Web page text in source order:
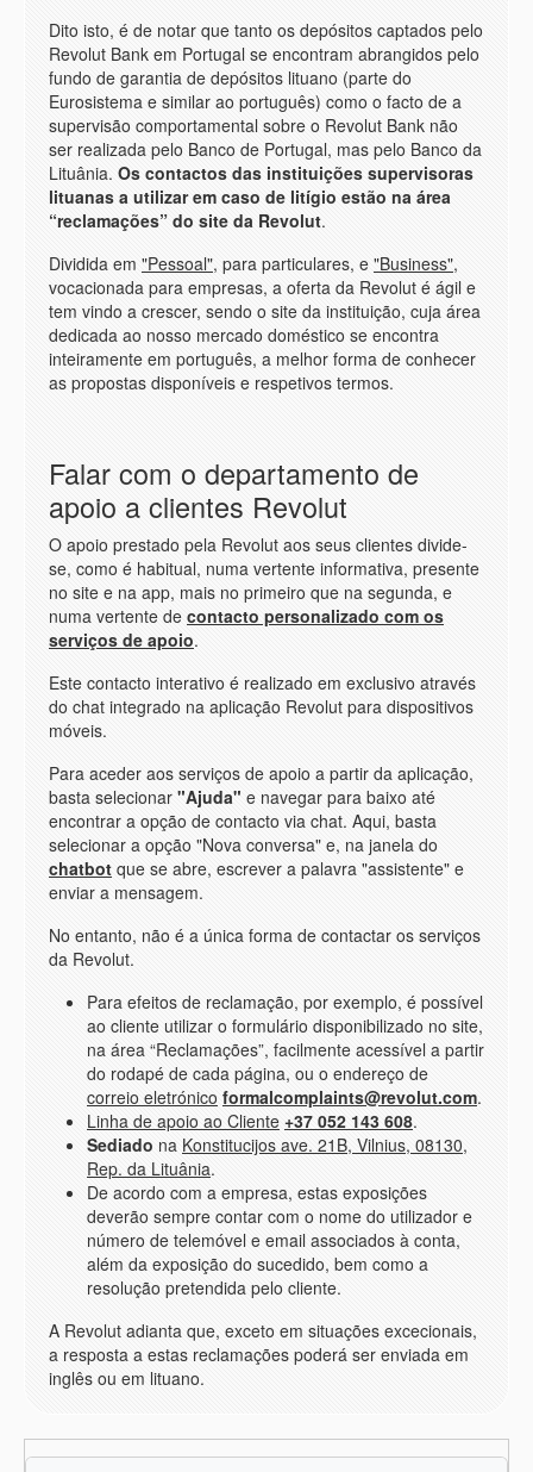
Dito isto, é de notar que tanto os depósitos captados pelo
Revolut Bank em Portugal se encontram abrangidos pelo
fundo de garantia de depósitos lituano (parte do
Eurosistema e similar ao português) como o facto de a
supervisão comportamental sobre o Revolut Bank não
ser realizada pelo Banco de Portugal, mas pelo Banco da
Lituânia. Os contactos das instituições supervisoras
lituanas a utilizar em caso de litígio estão na área
“reclamações” do site da Revolut.
Dividida em "Pessoal", para particulares, e "Business",
vocacionada para empresas, a oferta da Revolut é ágil e
tem vindo a crescer, sendo o site da instituição, cuja área
dedicada ao nosso mercado doméstico se encontra
inteiramente em português, a melhor forma de conhecer
as propostas disponíveis e respetivos termos.
Falar com o departamento de
apoio a clientes Revolut
O apoio prestado pela Revolut aos seus clientes divide-
se, como é habitual, numa vertente informativa, presente
no site e na app, mais no primeiro que na segunda, e
numa vertente de contacto personalizado com os
serviços de apoio.
Este contacto interativo é realizado em exclusivo através
do chat integrado na aplicação Revolut para dispositivos
móveis.
Para aceder aos serviços de apoio a partir da aplicação,
basta selecionar "Ajuda" e navegar para baixo até
encontrar a opção de contacto via chat. Aqui, basta
selecionar a opção "Nova conversa" e, na janela do
chatbot que se abre, escrever a palavra "assistente" e
enviar a mensagem.
No entanto, não é a única forma de contactar os serviços
da Revolut.
Para efeitos de reclamação, por exemplo, é possível
ao cliente utilizar o formulário disponibilizado no site,
na área “Reclamações”, facilmente acessível a partir
do rodapé de cada página, ou o endereço de
correio eletrónico formalcomplaints@revolut.com.
Linha de apoio ao Cliente +37 052 143 608.
Sediado na Konstitucijos ave. 21B, Vilnius, 08130,
Rep. da Lituânia.
De acordo com a empresa, estas exposições
deverão sempre contar com o nome do utilizador e
número de telemóvel e email associados à conta,
além da exposição do sucedido, bem como a
resolução pretendida pelo cliente.
A Revolut adianta que, exceto em situações excecionais,
a resposta a estas reclamações poderá ser enviada em
inglês ou em lituano.